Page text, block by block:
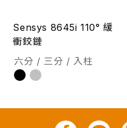
Sensys 8645i 110° 緩
衝鉸鏈
六分 / 三分 / 入柱